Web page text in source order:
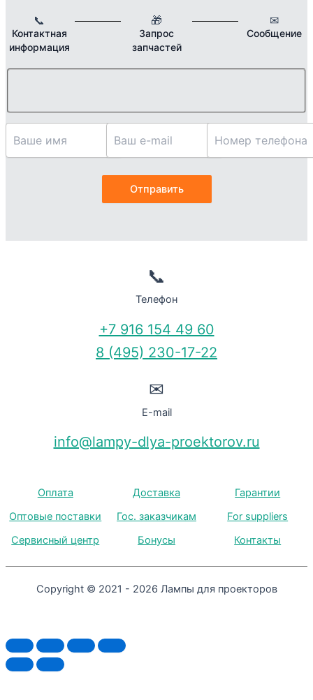
📞
Контактная
информация
🎁
Запрос
запчастей
✉
Сообщение
📞
Телефон
+7 916 154 49 60
8 (495) 230-17-22
✉
E-mail
info@lampy-dlya-proektorov.ru
Оплата Доставка
Гарантии
Оптовые поставки
Гос. заказчикам
For suppliers
Сервисный центр
Бонусы Контакты
Copyright © 2021 - 2026 Лампы для проекторов